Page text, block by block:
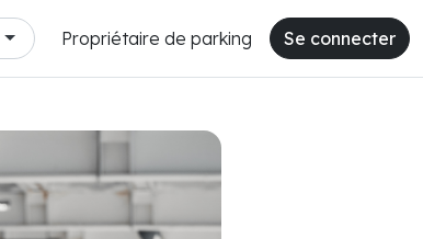
Propriétaire de parking Se connecter